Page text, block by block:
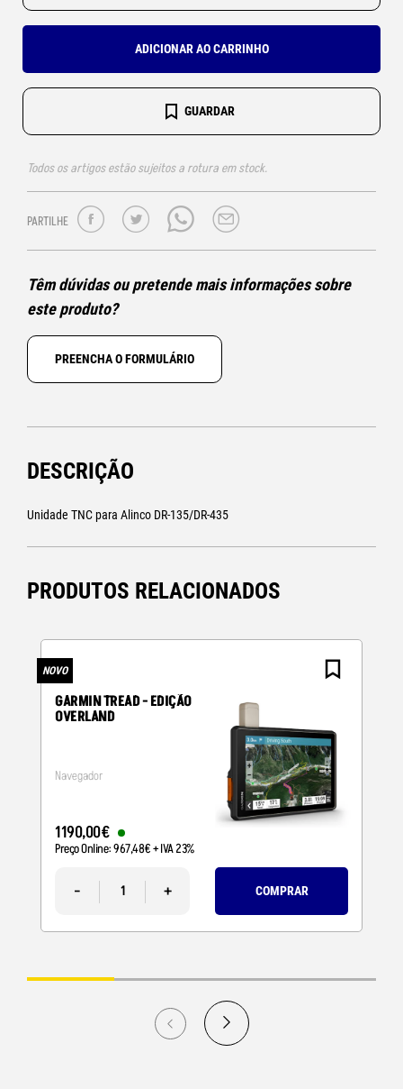
ADICIONAR AO CARRINHO
GUARDAR
Todos os artigos estão sujeitos a rotura em stock.
PARTILHE
Têm dúvidas ou pretende mais informações sobre
este produto?
PREENCHA O FORMULÁRIO
DESCRIÇÃO
Unidade TNC para Alinco DR-135/DR-435
PRODUTOS RELACIONADOS
NOVO
GARMIN TREAD - EDIÇÃO
OVERLAND
Navegador
1190,00€
Preço Online:967,48€+ IVA 23%
- + COMPRAR